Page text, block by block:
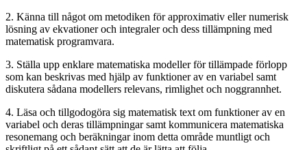
2. Känna till något om metodiken för approximativ eller numerisk
lösning av ekvationer och integraler och dess tillämpning med
matematisk programvara.
3. Ställa upp enklare matematiska modeller för tillämpade förlopp
som kan beskrivas med hjälp av funktioner av en variabel samt
diskutera sådana modellers relevans, rimlighet och noggrannhet.
4. Läsa och tillgodogöra sig matematisk text om funktioner av en
variabel och deras tillämpningar samt kommunicera matematiska
resonemang och beräkningar inom detta område muntligt och